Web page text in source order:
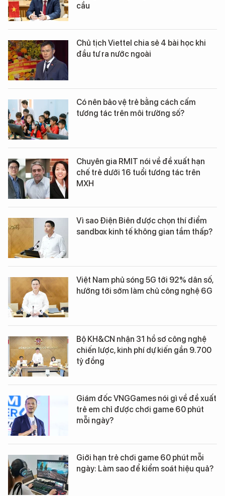
cầu
Chủ tịch Viettel chia sẻ 4 bài học khi
đầu tư ra nước ngoài
Có nên bảo vệ trẻ bằng cách cấm
tương tác trên môi trường số?
Chuyên gia RMIT nói về đề xuất hạn
chế trẻ dưới 16 tuổi tương tác trên
MXH
Vì sao Điện Biên được chọn thí điểm
sandbox kinh tế không gian tầm thấp?
Việt Nam phủ sóng 5G tới 92% dân số,
hướng tới sớm làm chủ công nghệ 6G
Bộ KH&CN nhận 31 hồ sơ công nghệ
chiến lược, kinh phí dự kiến gần 9.700
tỷ đồng
Giám đốc VNGGames nói gì về đề xuất
trẻ em chỉ được chơi game 60 phút
mỗi ngày?
Giới hạn trẻ chơi game 60 phút mỗi
ngày: Làm sao để kiểm soát hiệu quả?